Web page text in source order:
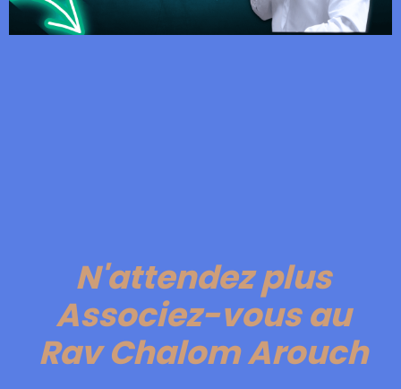
N'attendez plus
Associez-vous au
Rav Chalom Arouch